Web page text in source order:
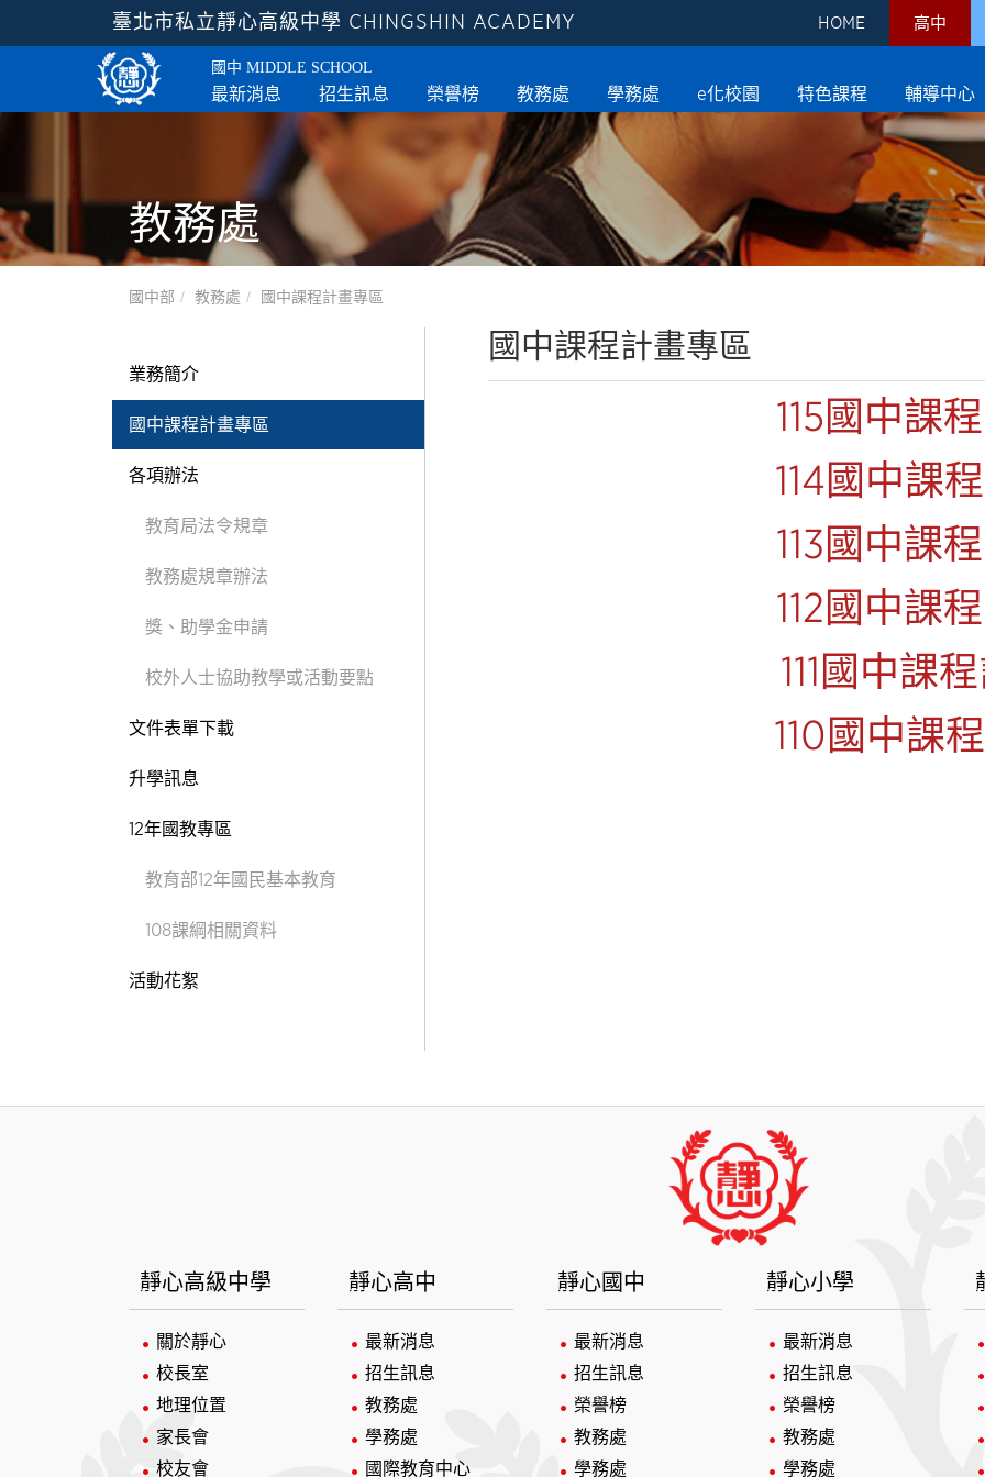
臺北市私立靜心高級中學 CHINGSHIN ACADEMY HOME 高中
國中 MIDDLE SCHOOL
最新消息 招生訊息 榮譽榜 教務處 學務處 e化校園 特色課程 輔導中心
教務處
國中部 教務處 國中課程計畫專區
業務簡介
國中課程計畫專區
各項辦法
教育局法令規章
教務處規章辦法
獎、助學金申請
校外人士協助教學或活動要點
文件表單下載
升學訊息
12年國教專區
教育部12年國民基本教育
108課綱相關資料
活動花絮
國中課程計畫專區
115國中課
114國中課
113國中課
112國中課
111國中課
110國中課
靜心高級中學
關於靜心
校長室
地理位置
家長會
校友會
靜心高中
最新消息
招生訊息
教務處
學務處
國際教育中心
靜心國中
最新消息
招生訊息
榮譽榜
教務處
學務處
靜心小學
最新消息
招生訊息
榮譽榜
教務處
學務處